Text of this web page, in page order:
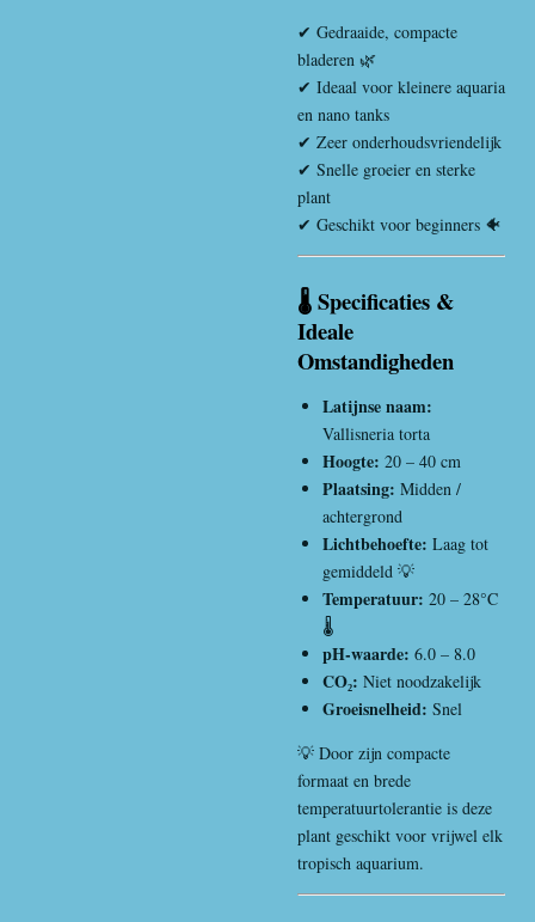
✔ Gedraaide, compacte
bladeren 🌿
✔ Ideaal voor kleinere aquaria
en nano tanks
✔ Zeer onderhoudsvriendelijk
✔ Snelle groeier en sterke
plant
✔ Geschikt voor beginners 🐠
🌡️ Specificaties &
Ideale
Omstandigheden
Latijnse naam:
Vallisneria torta
Hoogte: 20 – 40 cm
Plaatsing: Midden /
achtergrond
Lichtbehoefte: Laag tot
gemiddeld 💡
Temperatuur: 20 – 28°C
🌡️
pH-waarde: 6.0 – 8.0
CO₂: Niet noodzakelijk
Groeisnelheid: Snel
💡 Door zijn compacte
formaat en brede
temperatuurtolerantie is deze
plant geschikt voor vrijwel elk
tropisch aquarium.